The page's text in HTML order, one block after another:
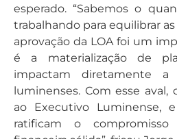
esperado. “Sabemos o
trabalhando para equilibrar
aprovação da LOA foi um
é a materialização de
impactam diretamente a
luminenses. Com esse aval,
ao Executivo Luminense,
ratificam o